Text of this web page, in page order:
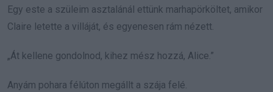
Egy este a szüleim asztalánál ettünk marhapörköltet, amikor
Claire letette a villáját, és egyenesen rám nézett.
„Át kellene gondolnod, kihez mész hozzá, Alice.”
Anyám pohara félúton megállt a szája felé.